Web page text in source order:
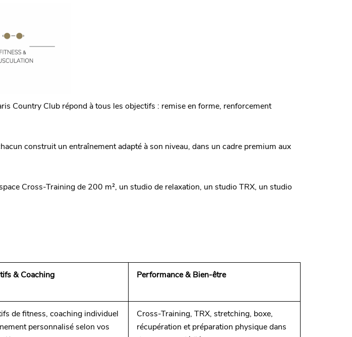
Country Club répond à tous les objectifs : remise en forme, renforcement
construit un entraînement adapté à son niveau, dans un cadre premium aux
Cross-Training de 200 m², un studio de relaxation, un studio TRX, un studio
& Coaching Performance & Bien-être
de fitness, coaching individuel
personnalisé selon vos
Cross-Training, TRX, stretching, boxe,
récupération et préparation physique dans